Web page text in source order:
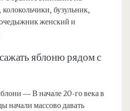
бузульник,
женский и
яблоню рядом с
— В начале 20-го века в
начали массово давать